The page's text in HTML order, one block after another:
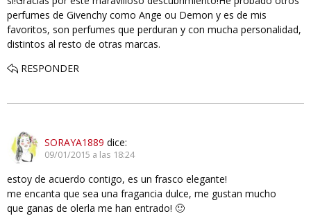
perfumes de Givenchy como Ange ou Demon y es de mis
favoritos, son perfumes que perduran y con mucha personalidad,
distintos al resto de otras marcas.
RESPONDER
SORAYA1889 dice:
09/01/2015 a las 18:24
estoy de acuerdo contigo, es un frasco elegante!
me encanta que sea una fragancia dulce, me gustan mucho
que ganas de olerla me han entrado! 🙂